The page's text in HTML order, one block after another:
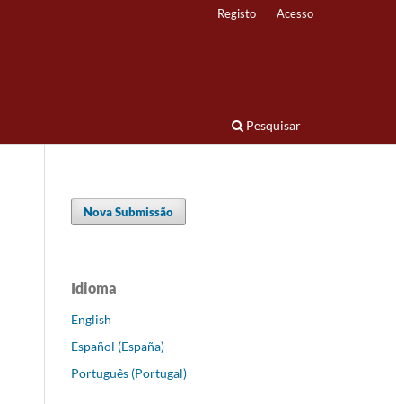
Pesquisar
Registo Acesso
Nova Submissão
Idioma
English
Español (España)
Português (Portugal)